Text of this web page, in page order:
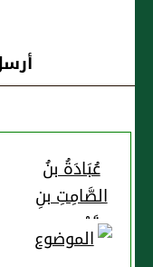
عُبَادَةُ بنُ
الصَّامِتِ بنِ
قَيْسِ بنِ
أَصْرَمَ